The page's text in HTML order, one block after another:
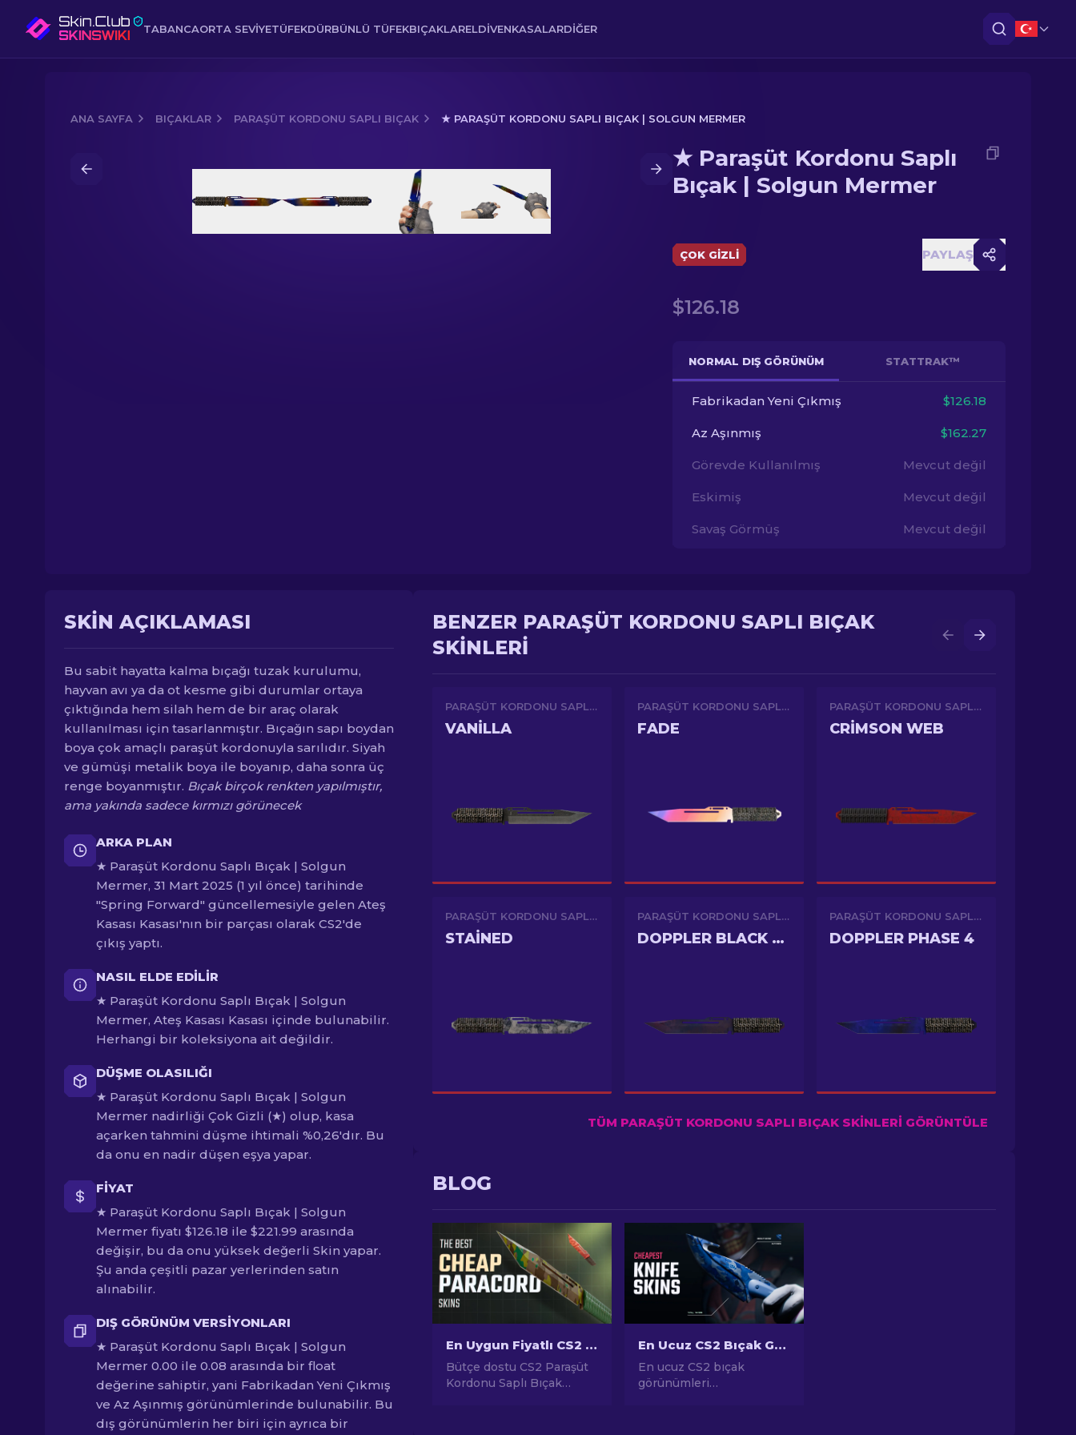
TABANCAORTA SEVIYETÜFEKDÜRBÜNLÜ TÜFEKBIÇAKLARELDIVENKASALARDIĞER
ANA SAYFA BIÇAKLAR PARAŞÜT KORDONU SAPLI BIÇAK ★ PARAŞÜT KORDONU SAPLI BIÇAK | SOLGUN MERMER
★ Paraşüt Kordonu Saplı Bıçak | Solgun Mermer
★ Paraşüt Kordonu Saplı
Bıçak | Solgun Mermer
ÇOK GIZLI PAYLAŞ
$126.18
NORMAL DIŞ GÖRÜNÜM STATTRAK™
Fabrikadan Yeni Çıkmış $126.18
Az Aşınmış $162.27
Görevde Kullanılmış Mevcut değil
Eskimiş Mevcut değil
Savaş Görmüş Mevcut değil
SKIN AÇIKLAMASI
Bu sabit hayatta kalma bıçağı tuzak kurulumu,
hayvan avı ya da ot kesme gibi durumlar ortaya
çıktığında hem silah hem de bir araç olarak
kullanılması için tasarlanmıştır. Bıçağın sapı boydan
boya çok amaçlı paraşüt kordonuyla sarılıdır. Siyah
ve gümüşi metalik boya ile boyanıp, daha sonra üç
renge boyanmıştır. Bıçak birçok renkten yapılmıştır,
ama yakında sadece kırmızı görünecek
ARKA PLAN
★ Paraşüt Kordonu Saplı Bıçak | Solgun
Mermer, 31 Mart 2025 (1 yıl önce) tarihinde
"Spring Forward" güncellemesiyle gelen Ateş
Kasası Kasası'nın bir parçası olarak CS2'de
çıkış yaptı.
NASIL ELDE EDILIR
★ Paraşüt Kordonu Saplı Bıçak | Solgun
Mermer, Ateş Kasası Kasası içinde bulunabilir.
Herhangi bir koleksiyona ait değildir.
DÜŞME OLASILIĞI
★ Paraşüt Kordonu Saplı Bıçak | Solgun
Mermer nadirliği Çok Gizli (★) olup, kasa
açarken tahmini düşme ihtimali %0,26'dır. Bu
da onu en nadir düşen eşya yapar.
FIYAT
★ Paraşüt Kordonu Saplı Bıçak | Solgun
Mermer fiyatı $126.18 ile $221.99 arasında
değişir, bu da onu yüksek değerli Skin yapar.
Şu anda çeşitli pazar yerlerinden satın
alınabilir.
DIŞ GÖRÜNÜM VERSIYONLARI
★ Paraşüt Kordonu Saplı Bıçak | Solgun
Mermer 0.00 ile 0.08 arasında bir float
değerine sahiptir, yani Fabrikadan Yeni Çıkmış
ve Az Aşınmış görünümlerinde bulunabilir. Bu
dış görünümlerin her biri için ayrıca bir
BENZER PARAŞÜT KORDONU SAPLI BIÇAK
SKINLERI
PARAŞÜT KORDONU SAPLI BIÇAK
VANILLA
PARAŞÜT KORDONU SAPLI BIÇAK
FADE
PARAŞÜT KORDONU SAPLI BIÇAK
CRIMSON WEB
PARAŞÜT KORDONU SAPLI BIÇAK
STAINED
PARAŞÜT KORDONU SAPLI BIÇAK
DOPPLER BLACK PEARL
PARAŞÜT KORDONU SAPLI BIÇAK
DOPPLER PHASE 4
TÜM PARAŞÜT KORDONU SAPLI BIÇAK SKINLERI GÖRÜNTÜLE
BLOG
En Uygun Fiyatlı CS2 Paraşüt Kordonu Saplı Bıçak Skinleri
Bütçe dostu CS2 Paraşüt
Kordonu Saplı Bıçak
En Ucuz CS2 Bıçak Görünümleri [2026]
En ucuz CS2 bıçak
görünümleri